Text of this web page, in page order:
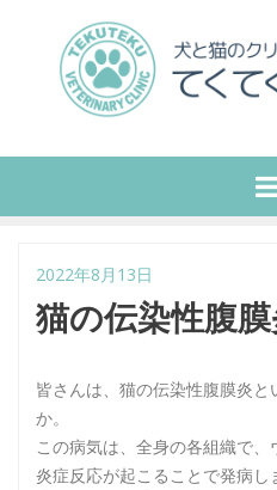
2022年8月13日
猫の伝染性腹
皆さんは、猫の伝染性腹膜炎と
か。
この病気は、全身の各組織で
炎症反応が起こることで発病